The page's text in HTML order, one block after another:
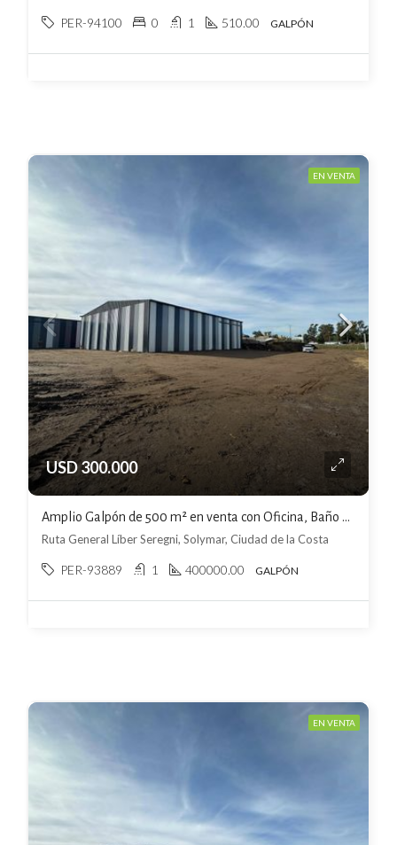
PER-94100 0 1 510.00 GALPÓN
EN VENTA
USD 300.000
Amplio Galpón de 500 m² en venta con Oficina, Baño y cocina
Ruta General Líber Seregni, Solymar, Ciudad de la Costa
PER-93889 1 400000.00 GALPÓN
EN VENTA